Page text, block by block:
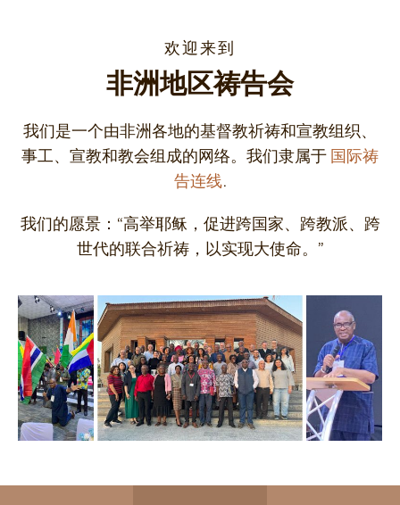
欢迎来到
非洲地区祷告会
我们是一个由非洲各地的基督教祈祷和宣教组织、
事工、宣教和教会组成的网络。我们隶属于 国际祷
告连线.
我们的愿景：“高举耶稣，促进跨国家、跨教派、跨
世代的联合祈祷，以实现大使命。”